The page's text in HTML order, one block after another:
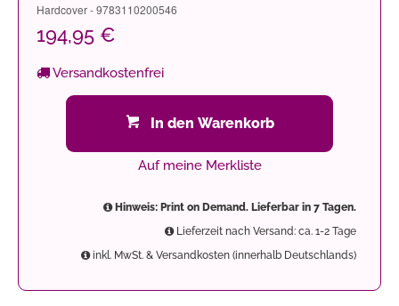
Hardcover - 9783110200546
194,95 €
Versandkostenfrei
In den Warenkorb
Auf meine Merkliste
Hinweis: Print on Demand. Lieferbar in 7 Tagen.
Lieferzeit nach Versand: ca. 1-2 Tage
inkl. MwSt. & Versandkosten (innerhalb Deutschlands)